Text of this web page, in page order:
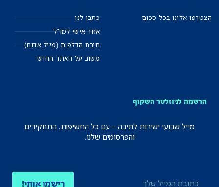
הצטרפו אלינו בכל סכום
כתבו לנו
אזור אישי למו"ל
תיבת הדלפות (מייל אדום)
משוב על האתר החדש
הרשמה לניוזלטר השקוף
מייל שבועי ישירות לתיבה – עם כל החשיפות, התחקירים
והפרסומים שלנו.
רישמו אותי!